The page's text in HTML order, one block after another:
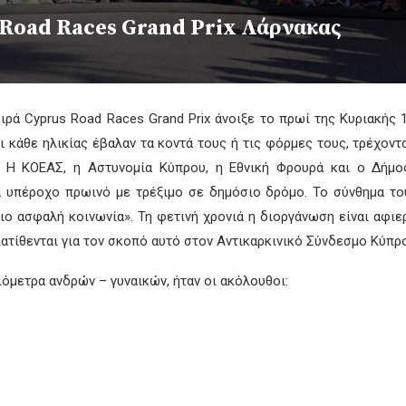
Races Grand Prix Λάρνακας
Cyprus Road Races Grand Prix άνοιξε το πρωί της Κυριακής
ηλικίας έβαλαν τα κοντά τους ή τις φόρμες τους,
Η ΚΟΕΑΣ, η Αστυνομία Κύπρου, η Εθνική Φρουρά και ο
υπέροχο πρωινό με τρέξιμο σε δημόσιο δρόμο. Το σύνθημα
ασφαλή κοινωνία». Τη φετινή χρονιά η διοργάνωση είναι
για τον σκοπό αυτό στον Αντικαρκινικό Σύνδεσμο
ανδρών – γυναικών, ήταν οι ακόλουθοι: